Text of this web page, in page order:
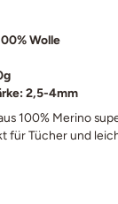
Wolle
2,5-4mm
100% Merino
für Tücher und